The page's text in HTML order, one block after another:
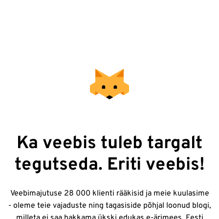
Ka veebis tuleb targalt
tegutseda. Eriti veebis!
Veebimajutuse 28 000 klienti rääkisid ja meie kuulasime
- oleme teie vajaduste ning tagasiside põhjal loonud blogi,